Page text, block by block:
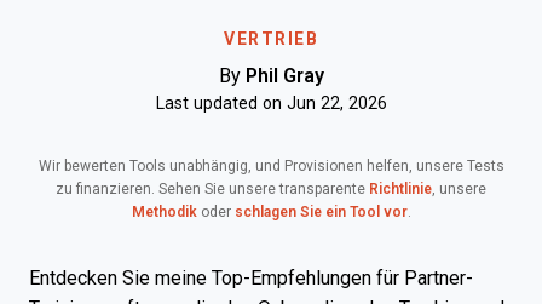
VERTRIEB
By Phil Gray
Last updated on Jun 22, 2026
Wir bewerten Tools unabhängig, und Provisionen helfen, unsere Tests
zu finanzieren. Sehen Sie unsere transparente Richtlinie, unsere
Methodikoder schlagen Sie ein Tool vor.
Entdecken Sie meine Top-Empfehlungen für Partner-